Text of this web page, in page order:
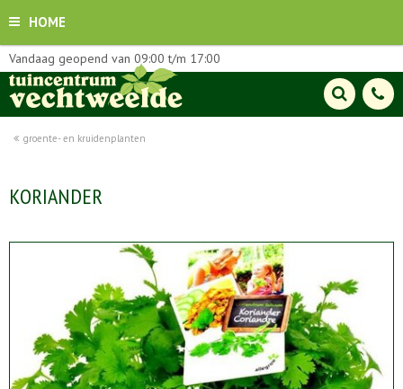
HOME
groente- en kruidenplanten
Vandaag geopend van 09:00 t/m 17:00
KORIANDER